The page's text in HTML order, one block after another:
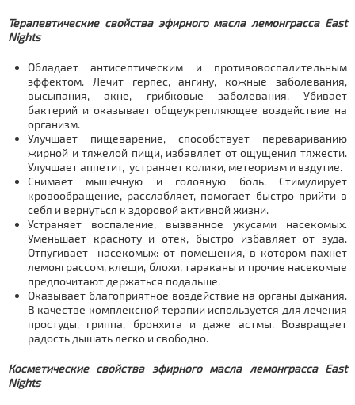
Терапевтические свойства эфирного масла лемонграсса East
Nights
Обладает антисептическим и противовоспалительным
эффектом. Лечит герпес, ангину, кожные заболевания,
высыпания, акне, грибковые заболевания. Убивает
бактерий и оказывает общеукрепляющее воздействие на
организм.
Улучшает пищеварение, способствует перевариванию
жирной и тяжелой пищи, избавляет от ощущения тяжести.
Улучшает аппетит, устраняет колики, метеоризм и вздутие.
Снимает мышечную и головную боль. Стимулирует
кровообращение, расслабляет, помогает быстро прийти в
себя и вернуться к здоровой активной жизни.
Устраняет воспаление, вызванное укусами насекомых.
Уменьшает красноту и отек, быстро избавляет от зуда.
Отпугивает насекомых: от помещения, в котором пахнет
лемонграссом, клещи, блохи, тараканы и прочие насекомые
предпочитают держаться подальше.
Оказывает благоприятное воздействие на органы дыхания.
В качестве комплексной терапии используется для лечения
простуды, гриппа, бронхита и даже астмы. Возвращает
радость дышать легко и свободно.
Косметические свойства эфирного масла лемонграсса East
Nights